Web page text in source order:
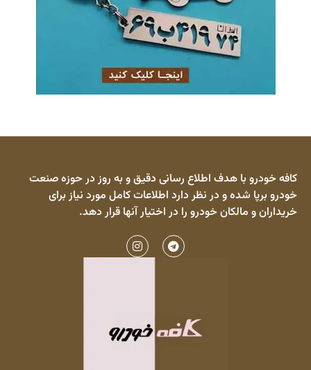
کافه خودرو با هدف اطلاع رسانی دقیق و به روز در حوزه صنعت
خودرو برپا شده و در نظر دارد اطلاعات کامل مورد نیاز برای
خریداران و مالکان خودرو را در اختیار آنها قرار دهد.